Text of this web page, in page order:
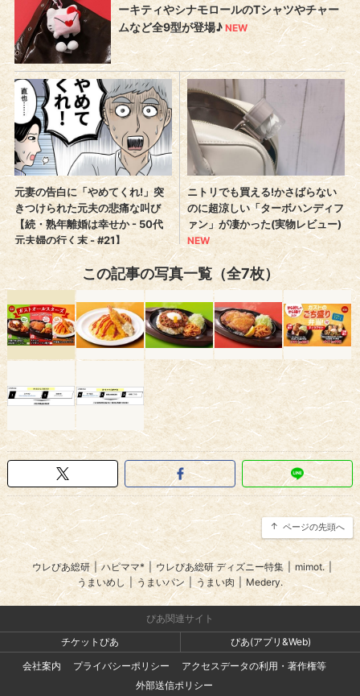
この記事の写真一覧（全7枚）
ページの先頭へ
ウレぴあ総研 | ハピママ* | ウレぴあ総研 ディズニー特集 mimot.
うまいめし
| うまいパン うまい肉 Medery.
ぴあ関連サイト
チケットぴあ
ぴあ(アプリ&Web)
会社案内
プライバシーポリシー
アクセスデータの利用・著作権等
外部送信ポリシー